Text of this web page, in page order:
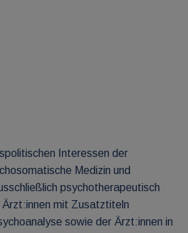
Interessen der
Medizin und
psychotherapeutisch
mit Zusatztiteln
sowie der Ärzt:innen in